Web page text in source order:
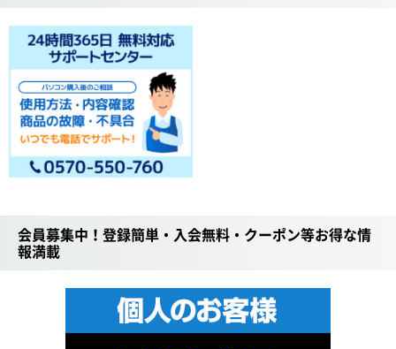
会員募集中！登録簡単・入会無料・クーポン等お得な情
報満載